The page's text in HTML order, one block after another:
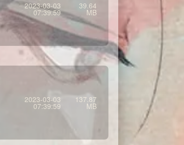
2023-03-03
07:39:59
39.64
MB
2023-03-03
07:39:59
137.87
MB